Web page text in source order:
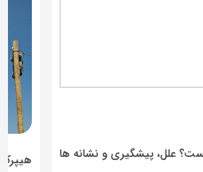
علل، پیشگیری و نشانه ها